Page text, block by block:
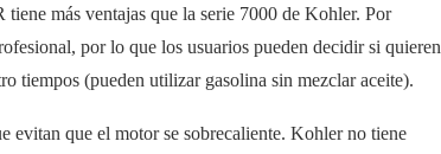
más ventajas que la serie 7000 de Kohler. Por
por lo que los usuarios pueden decidir si quieren
tiempos (pueden utilizar gasolina sin mezclar aceite).
evitan que el motor se sobrecaliente. Kohler no tiene